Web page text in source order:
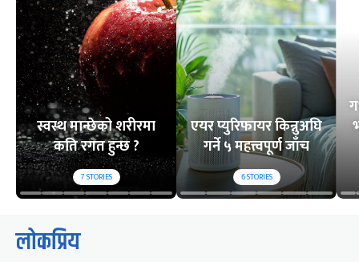
स्वस्थ मान्छेको शरीरमा
कति रगत हुन्छ ?
7STORIES
एयर प्युरिफायर किन्नुअघि
गर्ने ५ महत्त्वपूर्ण जाँच
6STORIES
लोकप्रिय